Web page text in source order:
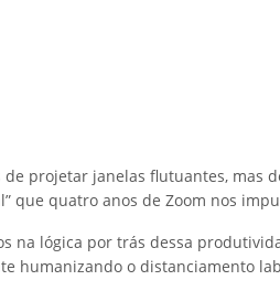
de projetar janelas flutuantes, mas
que quatro anos de Zoom nos
na lógica por trás dessa
humanizando o distanciamento